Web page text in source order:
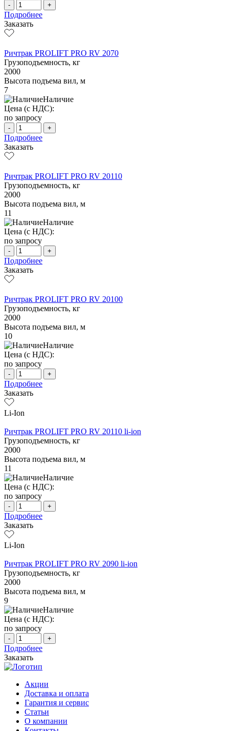
- +
Подробнее
Заказать
Ричтрак PROLIFT PRO RV 2070
Грузоподъемность, кг
2000
Высота подъема вил, м
7
Наличие
Цена (с НДС):
по запросу
- +
Подробнее
Заказать
Ричтрак PROLIFT PRO RV 20110
Грузоподъемность, кг
2000
Высота подъема вил, м
11
Наличие
Цена (с НДС):
по запросу
- +
Подробнее
Заказать
Ричтрак PROLIFT PRO RV 20100
Грузоподъемность, кг
2000
Высота подъема вил, м
10
Наличие
Цена (с НДС):
по запросу
- +
Подробнее
Заказать
Li-Ion
Ричтрак PROLIFT PRO RV 20110 li-ion
Грузоподъемность, кг
2000
Высота подъема вил, м
11
Наличие
Цена (с НДС):
по запросу
- +
Подробнее
Заказать
Li-Ion
Ричтрак PROLIFT PRO RV 2090 li-ion
Грузоподъемность, кг
2000
Высота подъема вил, м
9
Наличие
Цена (с НДС):
по запросу
- +
Подробнее
Заказать
Акции
Доставка и оплата
Гарантия и сервис
Статьи
О компании